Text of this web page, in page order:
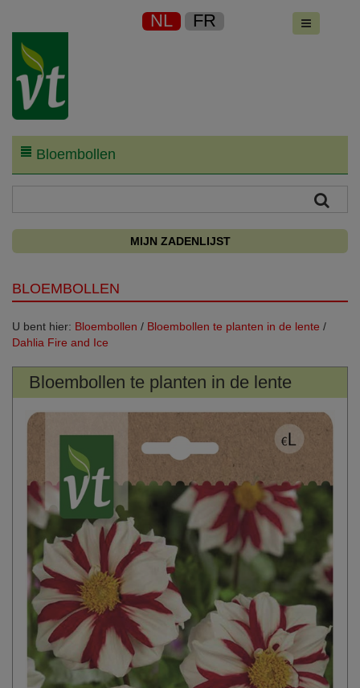
NL FR
Bloembollen
MIJN ZADENLIJST
BLOEMBOLLEN
U bent hier: Bloembollen / Bloembollen te planten in de lente /
Dahlia Fire and Ice
Bloembollen te planten in de lente